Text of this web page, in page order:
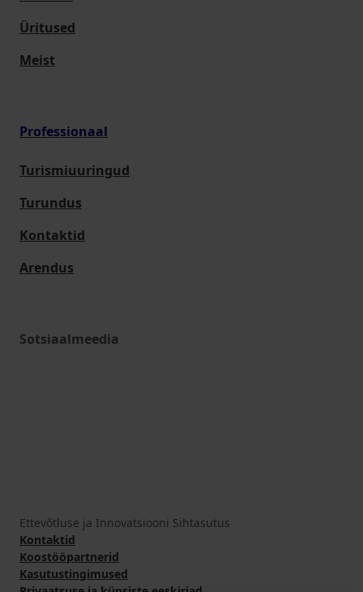
Üritused
Meist
Professionaal
Turismiuuringud
Turundus
Kontaktid
Arendus
Sotsiaalmeedia
Ettevõtluse ja Innovatsiooni Sihtasutus
Kontaktid
Koostööpartnerid
Kasutustingimused